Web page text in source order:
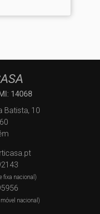
14068
Batista, 10
fixa nacional)
nacional)